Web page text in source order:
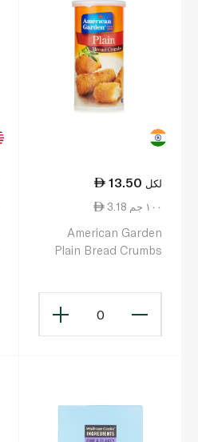
13.50 لكل
3.18 ١٠٠ جم
American Garden
Plain Bread Crumbs
0